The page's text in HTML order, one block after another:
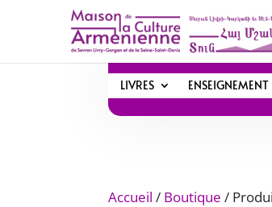
LIVRES ENSEIGNEMENT
Accueil / Boutique /